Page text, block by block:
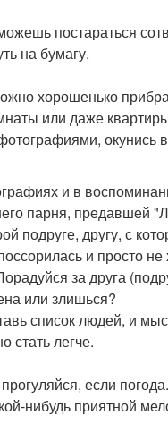
постараться
на бумагу.
хорошенько
или даже
окунись
и в
парня, предавшей
подруге, другу, с
и просто
за друга
или злишься?
список людей, и
стать легче.
если погода.
нибудь приятной